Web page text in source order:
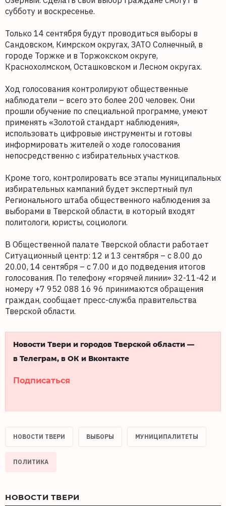
субботу и воскресенье.
Только 14 сентября будут проводиться выборы в
Сандовском, Кимрском округах, ЗАТО Солнечный, в
городе Торжке и в Торжокском округе,
Краснохолмском, Осташковском и Лесном округах.
Ход голосования контролируют общественные
наблюдатели – всего это более 200 человек. Они
прошли обучение по специальной программе, умеют
применять «Золотой стандарт наблюдения»,
использовать цифровые инструменты и готовы
информировать жителей о ходе голосования
непосредственно с избирательных участков.
Кроме того, контролировать все этапы муниципальных
избирательных кампаний будет экспертный пул
Регионального штаба общественного наблюдения за
выборами в Тверской области, в который входят
политологи, юристы, социологи.
В Общественной палате Тверской области работает
Ситуационный центр: 12 и 13 сентября – с 8.00 до
20.00, 14 сентября – с 7.00 и до подведения итогов
голосования. По телефону «горячей линии» 32-11-42 и
номеру +7 952 088 16 96 принимаются обращения
граждан, сообщает пресс-служба правительства
Тверской области.
Новости Твери и городов Тверской области —
в Телеграм, в ОК и Вконтакте
Подписаться
НОВОСТИ ТВЕРИ ВЫБОРЫ МУНИЦИПАЛИТЕТЫ
ПОЛИТИКА
НОВОСТИ ТВЕРИ